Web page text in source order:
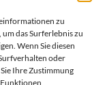
zu
das Surferlebnis zu
Wenn Sie diesen
oder
Ihre Zustimmung